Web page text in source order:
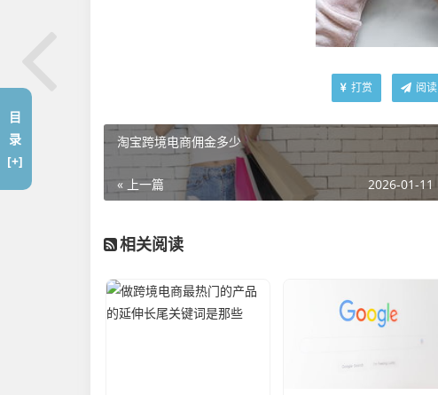
打赏 阅读
淘宝跨境电商佣金多少
« 上一篇 2026-01-11
相关阅读
目
录
[+]